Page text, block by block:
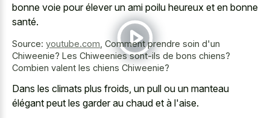
bonne voie pour élever un ami poilu heureux et en bonne
santé.
Source: youtube.com Comment prendre soin d'un
Chiweenie? Les Chiweenies sont-ils de bons chiens?
Combien valent les chiens Chiweenie?
Dans les climats plus froids, un pull ou un manteau
élégant peut les garder au chaud et à l'aise.